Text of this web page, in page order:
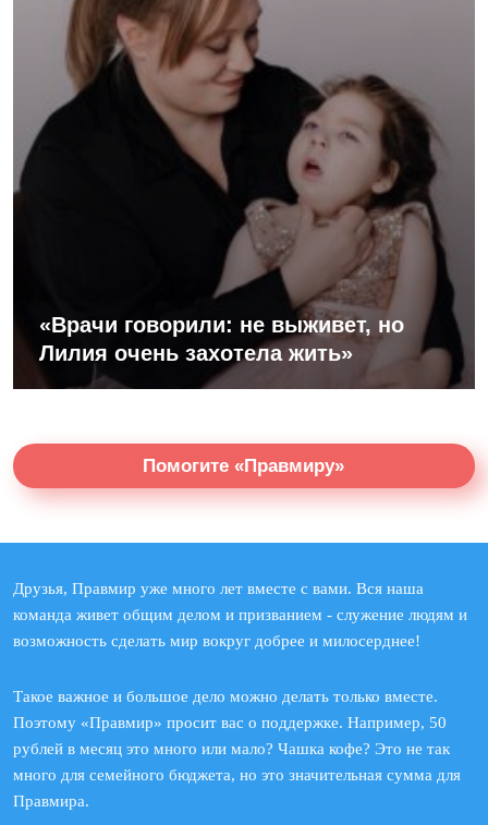
«Врачи говорили: не выживет, но
Лилия очень захотела жить»
Помогите «Правмиру»
Друзья, Правмир уже много лет вместе с вами. Вся наша
команда живет общим делом и призванием - служение людям и
возможность сделать мир вокруг добрее и милосерднее!
Такое важное и большое дело можно делать только вместе.
Поэтому «Правмир» просит вас о поддержке. Например, 50
рублей в месяц это много или мало? Чашка кофе? Это не так
много для семейного бюджета, но это значительная сумма для
Правмира.